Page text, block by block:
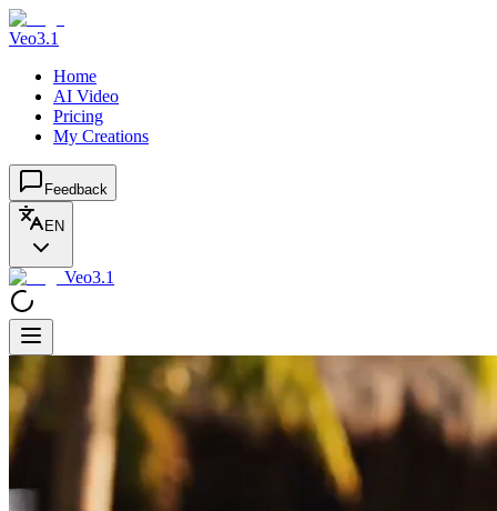
Veo3.1
Home
AI Video
Pricing
My Creations
Feedback
EN
Veo3.1